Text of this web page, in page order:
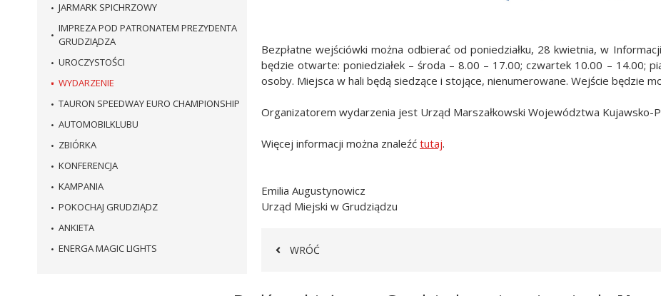
JARMARK SPICHRZOWY
IMPREZA POD PATRONATEM PREZYDENTA
GRUDZIĄDZA
UROCZYSTOŚCI
WYDARZENIE
TAURON SPEEDWAY EURO CHAMPIONSHIP
AUTOMOBILKLUBU
ZBIÓRKA
KONFERENCJA
KAMPANIA
POKOCHAJ GRUDZIĄDZ
ANKIETA
ENERGA MAGIC LIGHTS
Bezpłatne wejściówki można odbierać od poniedziałku, 28 kwietnia, w
będzie otwarte: poniedziałek – środa – 8.00 – 17.00; czwartek 10.00 – 14.00;
osoby. Miejsca w hali będą siedzące i stojące, nienumerowane. Wejście będzie
Organizatorem wydarzenia jest Urząd Marszałkowski Województwa Kujawsko-
Więcej informacji można znaleźć tutaj.
Emilia Augustynowicz
Urząd Miejski w Grudziądzu
WRÓĆ